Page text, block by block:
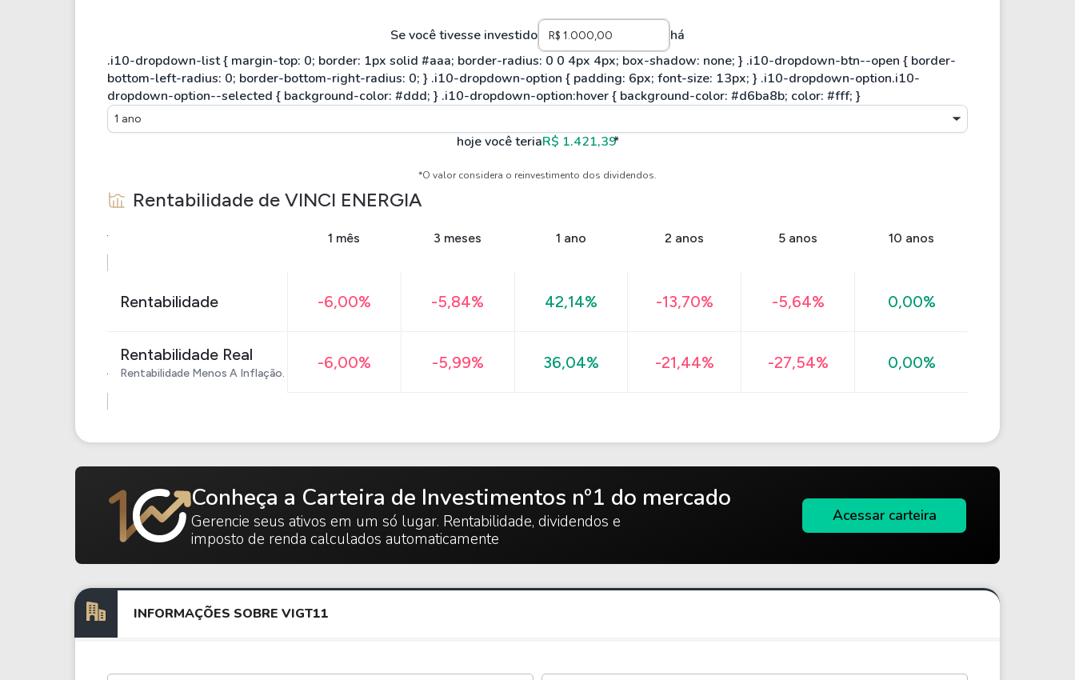
Se você tivesse investido há
1 ano
hoje você teriaR$ 1.421,39*
*O valor considera o reinvestimento dos dividendos.
Rentabilidade de VINCI ENERGIA
1 mês 3 meses 1 ano 2 anos 5 anos 10 anos
Rentabilidade -6,00% -5,84% 42,14% -13,70% -5,64% 0,00%
Rentabilidade Real
Rentabilidade Menos A Inflação.
-6,00% -5,99% 36,04% -21,44% -27,54% 0,00%
Conheça a Carteira de Investimentos nº1 do mercado
Gerencie seus ativos em um só lugar. Rentabilidade, dividendos e
imposto de renda calculados automaticamente
Acessar carteira
INFORMAÇÕES SOBRE VIGT11